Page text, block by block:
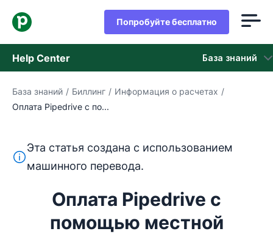
Попробуйте бесплатно
Help Center База знаний
База знаний
обращайтесь в службу поддержки
База знаний / Биллинг / Информация о расчетах /
Оплата Pipedrive с по...
Этот текст переведен с английского языка с
Эта статья создана с использованием
машинного перевода.
Оплата Pipedrive с
помощью местной